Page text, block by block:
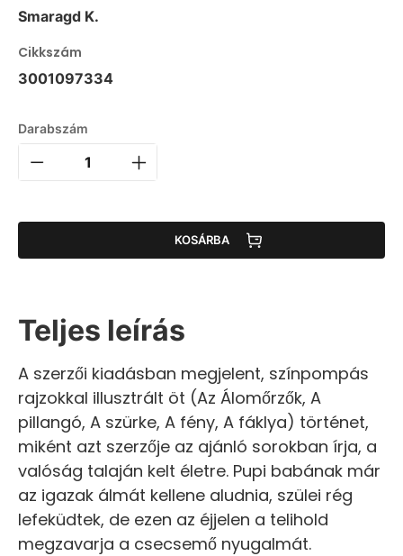
Smaragd K.
Cikkszám
3001097334
Darabszám
KOSÁRBA
Teljes leírás
A szerzői kiadásban megjelent, színpompás
rajzokkal illusztrált öt (Az Álomőrzők, A
pillangó, A szürke, A fény, A fáklya) történet,
miként azt szerzője az ajánló sorokban írja, a
valóság talaján kelt életre. Pupi babának már
az igazak álmát kellene aludnia, szülei rég
lefeküdtek, de ezen az éjjelen a telihold
megzavarja a csecsemő nyugalmát.